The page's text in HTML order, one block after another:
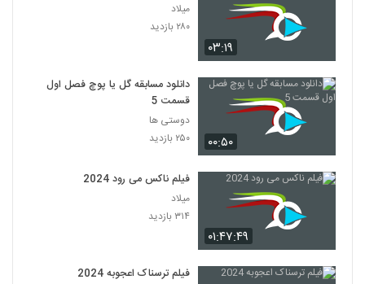
۰۳:۱۹
میلاد
۲۸۰ بازدید
۰۰:۵۰
دانلود مسابقه گل یا پوچ فصل اول
قسمت 5
دوستی ها
۲۵۰ بازدید
۰۱:۴۷:۴۹
فیلم ناکس می رود 2024
میلاد
۳۱۴ بازدید
فیلم ترسناک اعجوبه 2024